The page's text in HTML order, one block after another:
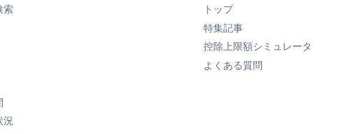
索
況
トップ
特集記事
控除上限額シミュレータ
よくある質問